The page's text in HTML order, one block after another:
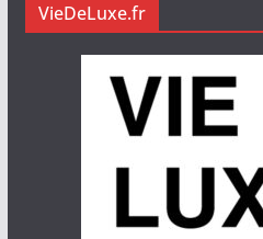
VieDeLuxe.fr